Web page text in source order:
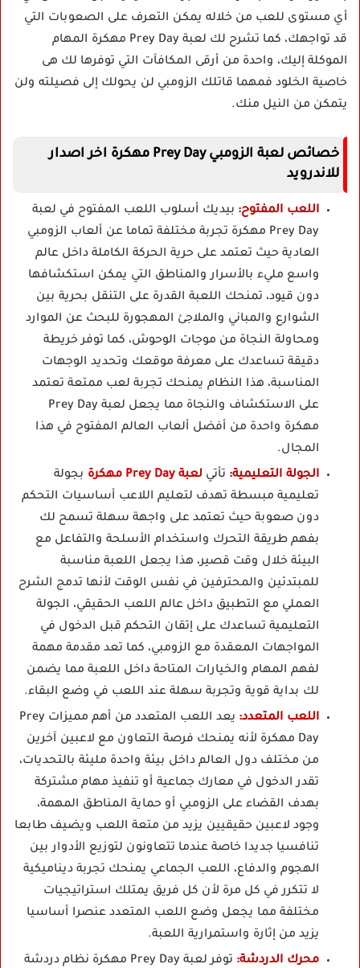
أي مستوى للعب من خلاله يمكن التعرف على الصعوبات التي
قد تواجهك، كما تشرح لك لعبة Prey Day مهكرة المهام
الموكلة إليك، واحدة من أرقى المكافآت التي توفرها لك هى
خاصية الخلود فمهما قاتلك الزومبي لن يحولك إلى فصيلته ولن
يتمكن من النيل منك.
خصائص لعبة الزومبي Prey Day مهكرة اخر اصدار
للاندرويد
اللعب المفتوح: بيديك أسلوب اللعب المفتوح في لعبة
Prey Day مهكرة تجربة مختلفة تماما عن ألعاب الزومبي
العادية حيث تعتمد على حرية الحركة الكاملة داخل عالم
واسع مليء بالأسرار والمناطق التي يمكن استكشافها
دون قيود، تمنحك اللعبة القدرة على التنقل بحرية بين
الشوارع والمباني والملاجئ المهجورة للبحث عن الموارد
ومحاولة النجاة من موجات الوحوش، كما توفر خريطة
دقيقة تساعدك على معرفة موقعك وتحديد الوجهات
المناسبة، هذا النظام يمنحك تجربة لعب ممتعة تعتمد
على الاستكشاف والنجاة مما يجعل لعبة Prey Day
مهكرة واحدة من أفضل ألعاب العالم المفتوح في هذا
المجال.
الجولة التعليمية: تأتي لعبة Prey Day مهكرة
بجولة
تعليمية مبسطة تهدف لتعليم اللاعب أساسيات التحكم
دون صعوبة حيث تعتمد على واجهة سهلة تسمح لك
بفهم طريقة التحرك واستخدام الأسلحة والتفاعل مع
البيئة خلال وقت قصير، هذا يجعل اللعبة مناسبة
للمبتدئين والمحترفين في نفس الوقت لأنها تدمج الشرح
العملي مع التطبيق داخل عالم اللعب الحقيقي، الجولة
التعليمية تساعدك على إتقان التحكم قبل الدخول في
المواجهات المعقدة مع الزومبي، كما تعد مقدمة مهمة
لفهم المهام والخيارات المتاحة داخل اللعبة مما يضمن
لك بداية قوية وتجربة سهلة عند اللعب في وضع البقاء.
اللعب المتعدد:
يعد اللعب المتعدد من أهم مميزات Prey
Day مهكرة لأنه يمنحك فرصة التعاون مع لاعبين آخرين
من مختلف دول العالم داخل بيئة واحدة مليئة بالتحديات،
تقدر الدخول في معارك جماعية أو تنفيذ مهام مشتركة
بهدف القضاء على الزومبي أو حماية المناطق المهمة،
وجود لاعبين حقيقيين يزيد من متعة اللعب ويضيف طابعا
تنافسيا جديدا خاصة عندما تتعاونون لتوزيع الأدوار بين
الهجوم والدفاع، اللعب الجماعي يمنحك تجربة ديناميكية
لا تتكرر في كل مرة لأن كل فريق يمتلك استراتيجيات
مختلفة مما يجعل وضع اللعب المتعدد عنصرا أساسيا
يزيد من إثارة واستمرارية اللعبة.
محرك الدردشة:
توفر لعبة Prey Day مهكرة نظام دردشة